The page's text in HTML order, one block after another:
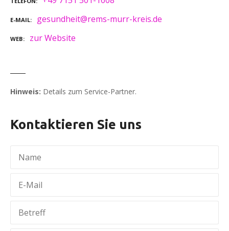
E-MAIL gesundheit@rems-murr-kreis.de
WEB zur Website
Hinweis: Details zum Service-Partner.
Kontaktieren Sie uns